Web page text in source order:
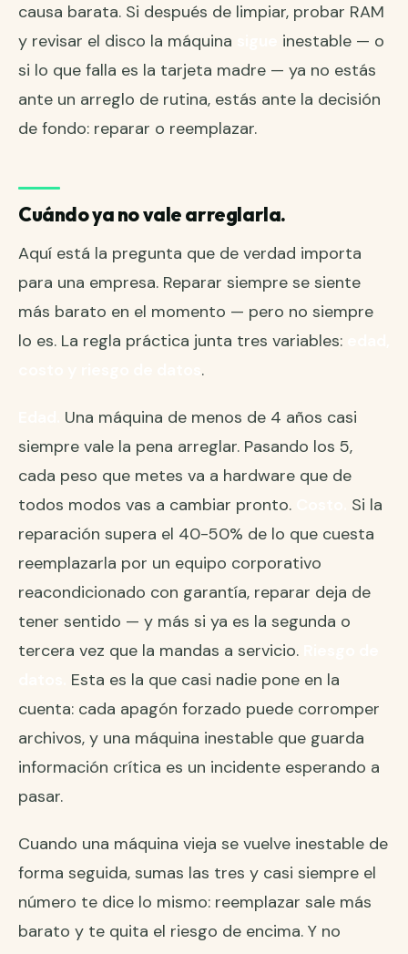
causa barata. Si después de limpiar, probar RAM
y revisar el disco la máquina
inestable — o
si lo que falla es la tarjeta madre — ya no estás
ante un arreglo de rutina, estás ante la decisión
de fondo: reparar o reemplazar.
Cuándo ya no vale arreglarla.
Aquí está la pregunta que de verdad importa
para una empresa. Reparar siempre se siente
más barato en el momento — pero no siempre
lo es. La regla práctica junta tres variables:
.
Una máquina de menos de 4 años casi
siempre vale la pena arreglar. Pasando los 5,
cada peso que metes va a hardware que de
todos modos vas a cambiar pronto.
Si la
reparación supera el 40-50% de lo que cuesta
reemplazarla por un equipo corporativo
reacondicionado con garantía, reparar deja de
tener sentido — y más si ya es la segunda o
tercera vez que la mandas a servicio.
Esta es la que casi nadie pone en la
cuenta: cada apagón forzado puede corromper
archivos, y una máquina inestable que guarda
información crítica es un incidente esperando a
pasar.
Cuando una máquina vieja se vuelve inestable de
forma seguida, sumas las tres y casi siempre el
número te dice lo mismo: reemplazar sale más
barato y te quita el riesgo de encima. Y no